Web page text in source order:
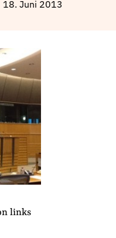
18. Juni 2013
links